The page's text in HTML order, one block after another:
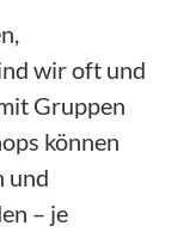
wir oft und
Gruppen
können
und
– je